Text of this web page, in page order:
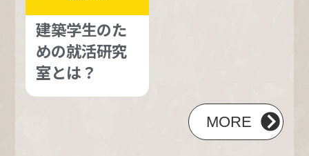
建築学生のた
めの就活研究
室とは？
MORE